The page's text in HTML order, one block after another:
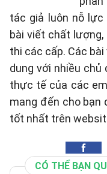
tác giả luôn nỗ
bài viết chất
thi các cấp. Các
dung với nhiều chủ
thực tế của các
mang đến cho bạn
tốt nhất trên
CÓ THỂ BẠN